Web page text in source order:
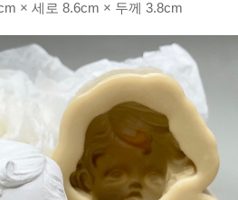
× 세로 8.6cm × 두께 3.8cm